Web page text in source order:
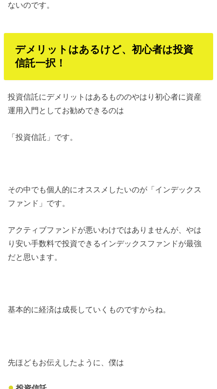
ないのです。
デメリットはあるけど、初心者は投資
信託一択！
投資信託にデメリットはあるもののやはり初心者に資産
運用入門としてお勧めできるのは
「投資信託」です。
その中でも個人的にオススメしたいのが「インデックス
ファンド」です。
アクティブファンドが悪いわけではありませんが、やは
り安い手数料で投資できるインデックスファンドが最強
だと思います。
基本的に経済は成長していくものですからね。
先ほどもお伝えしたように、僕は